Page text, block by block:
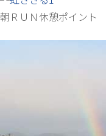
朝ＲＵＮ休憩ポイント